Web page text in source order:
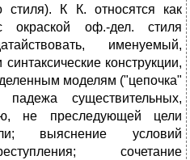
стиля). К К. относятся как
окраской оф.-дел. стиля
именуемый,
конструкции,
моделям ("цепочка"
существительных,
не преследующей цели
выяснение условий
сочетание